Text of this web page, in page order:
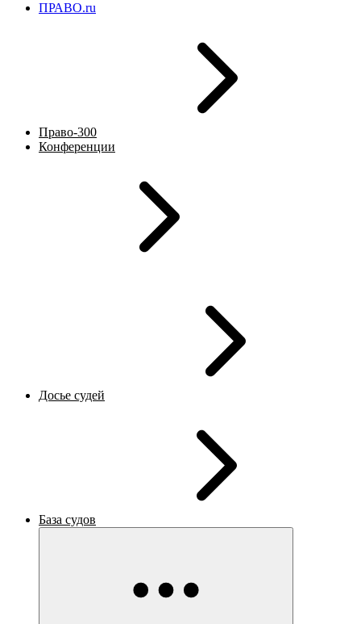
ПРАВО.ru
Право-300
Конференции
Досье судей
База судов